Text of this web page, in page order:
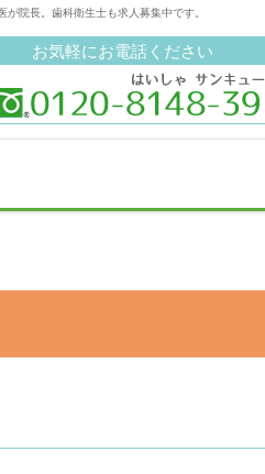
院長。歯科衛生士も求人募集中です。
お気軽にお電話ください